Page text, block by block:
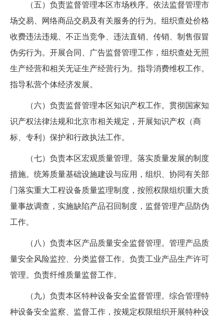
（五）负责监督管理本区市场秩序。依法监督管理市
场交易、网络商品交易及有关服务的行为。组织查处价格
收费违法违规、不正当竞争、违法直销、传销、制售假冒
伪劣行为。开展合同、广告监督管理工作，组织查处无照
生产经营和相关无证生产经营行为。指导消费维权工作。
指导私营个体经济发展。
（六）负责监督管理本区知识产权工作。贯彻国家知
识产权法律法规和北京市相关规定，开展知识产权（商
标、专利）保护和行政执法工作。
（七）负责本区宏观质量管理。落实质量发展的制度
措施。统筹质量基础设施建设与应用，组织、协同有关部
门落实重大工程设备质量监理制度，按照权限组织重大质
量事故调查，实施缺陷产品召回制度，监督管理产品防伪
工作。
（八）负责本区产品质量安全监督管理。管理产品质
量安全风险监控、分类监督工作。负责工业产品生产许可
管理。负责纤维质量监督工作。
（九）负责本区特种设备安全监督管理。综合管理特
种设备安全监察、监督工作，按规定权限组织开展特种设